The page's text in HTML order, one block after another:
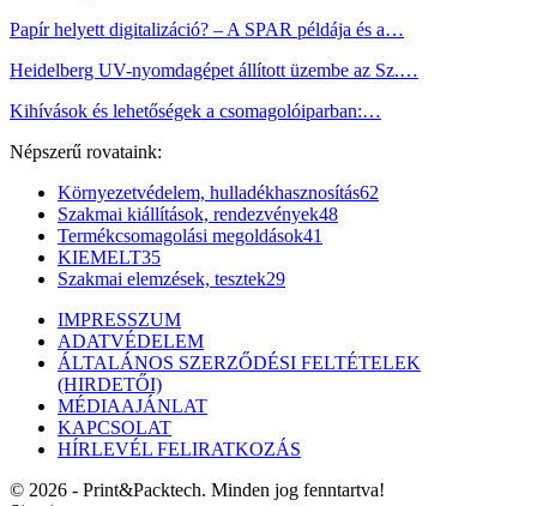
Papír helyett digitalizáció? – A SPAR példája és a…
Heidelberg UV-nyomdagépet állított üzembe az Sz.…
Kihívások és lehetőségek a csomagolóiparban:…
Népszerű rovataink:
Környezetvédelem, hulladékhasznosítás62
Szakmai kiállítások, rendezvények48
Termékcsomagolási megoldások41
KIEMELT35
Szakmai elemzések, tesztek29
IMPRESSZUM
ADATVÉDELEM
ÁLTALÁNOS SZERZŐDÉSI FELTÉTELEK
(HIRDETŐI)
MÉDIAAJÁNLAT
KAPCSOLAT
HÍRLEVÉL FELIRATKOZÁS
© 2026 - Print&Packtech. Minden jog fenntartva!